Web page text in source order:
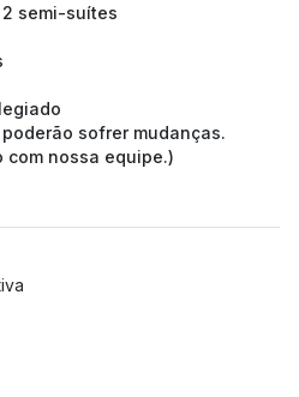
semi-suítes
sofrer mudanças.
com nossa equipe.)